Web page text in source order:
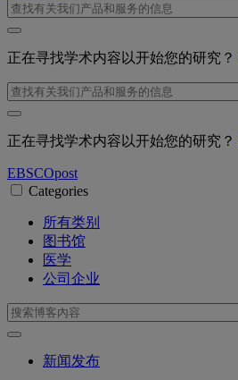
正在寻找学术内容以开始您的研究？
正在寻找学术内容以开始您的研究？
EBSCOpost
Categories
所有类别
图书馆
医学
公司企业
新闻发布